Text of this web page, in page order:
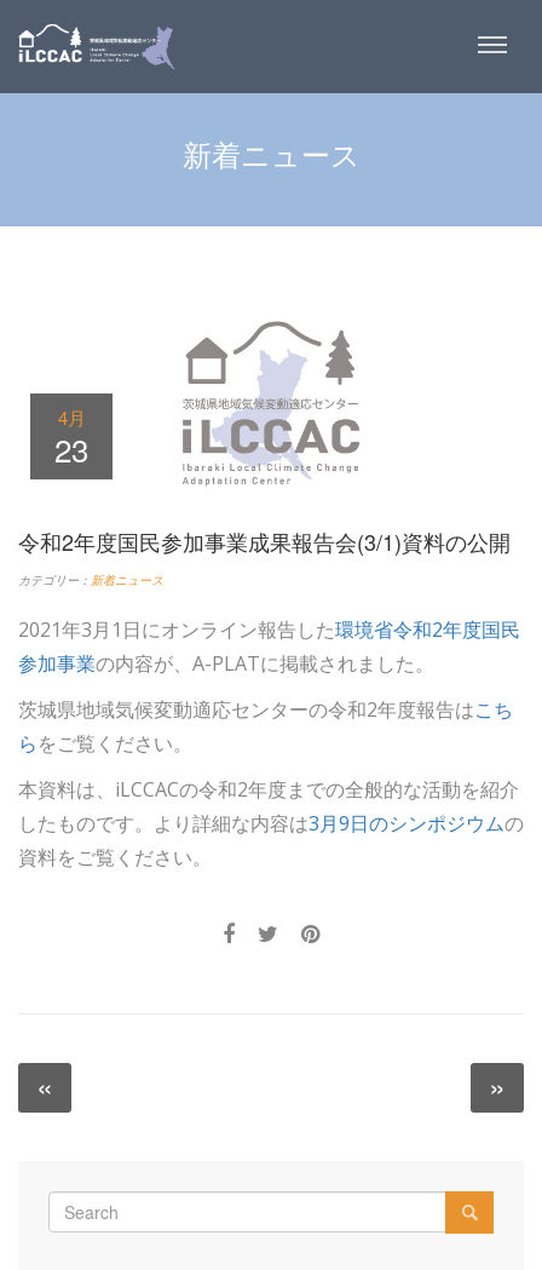
新着ニュース
4月
23
令和2年度国民参加事業成果報告会(3/1)資料の公開
カテゴリー： 新着ニュース
2021年3月1日にオンライン報告した環境省令和2年度国民
参加事業の内容が、A-PLATに掲載されました。
茨城県地域気候変動適応センターの令和2年度報告はこち
らをご覧ください。
本資料は、iLCCACの令和2年度までの全般的な活動を紹介
したものです。より詳細な内容は3月9日のシンポジウムの
資料をご覧ください。
投
稿
ビ
ゲ
Previous
« »